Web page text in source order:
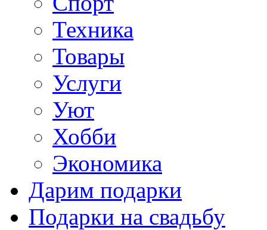
Техника
Товары
Услуги
Уют
Хобби
Экономика
Дарим подарки
Подарки на свадьбу